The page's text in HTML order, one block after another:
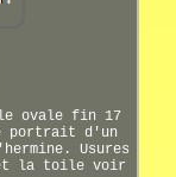
ovale fin 17
portrait d'un
Usures
la toile voir